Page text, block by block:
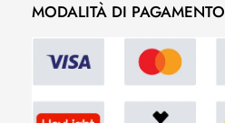
MODALITÀ DI PAGAMENTO